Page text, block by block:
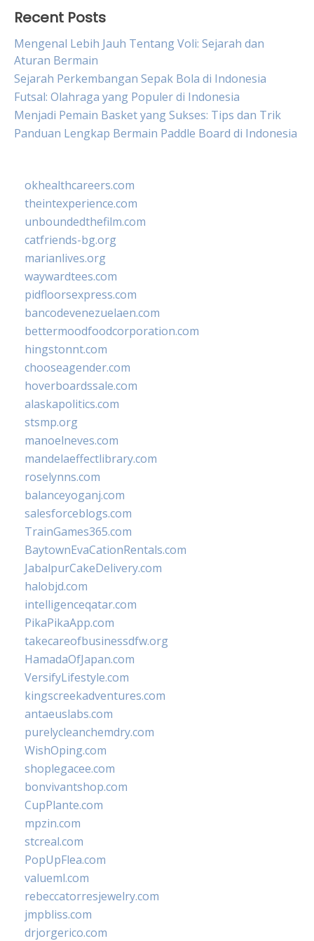
Recent Posts
Mengenal Lebih Jauh Tentang Voli: Sejarah dan
Aturan Bermain
Sejarah Perkembangan Sepak Bola di Indonesia
Futsal: Olahraga yang Populer di Indonesia
Menjadi Pemain Basket yang Sukses: Tips dan Trik
Panduan Lengkap Bermain Paddle Board di Indonesia
okhealthcareers.com
theintexperience.com
unboundedthefilm.com
catfriends-bg.org
marianlives.org
waywardtees.com
pidfloorsexpress.com
bancodevenezuelaen.com
bettermoodfoodcorporation.com
hingstonnt.com
chooseagender.com
hoverboardssale.com
alaskapolitics.com
stsmp.org
manoelneves.com
mandelaeffectlibrary.com
roselynns.com
balanceyoganj.com
salesforceblogs.com
TrainGames365.com
BaytownEvaCationRentals.com
JabalpurCakeDelivery.com
halobjd.com
intelligenceqatar.com
PikaPikaApp.com
takecareofbusinessdfw.org
HamadaOfJapan.com
VersifyLifestyle.com
kingscreekadventures.com
antaeuslabs.com
purelycleanchemdry.com
WishOping.com
shoplegacee.com
bonvivantshop.com
CupPlante.com
mpzin.com
stcreal.com
PopUpFlea.com
valueml.com
rebeccatorresjewelry.com
jmpbliss.com
drjorgerico.com